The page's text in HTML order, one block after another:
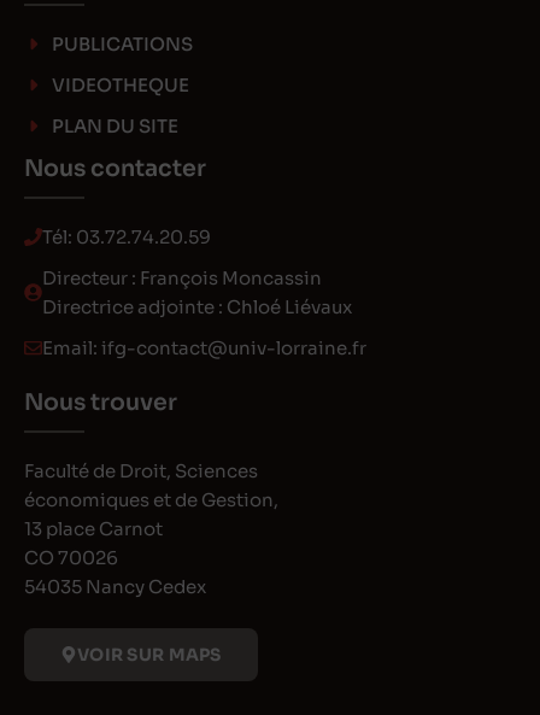
PUBLICATIONS
VIDEOTHEQUE
PLAN DU SITE
Nous contacter
Tél: 03.72.74.20.59
Directeur : François Moncassin
Directrice adjointe : Chloé Liévaux
Email: ifg-contact@univ-lorraine.fr
Nous trouver
Faculté de Droit, Sciences
économiques et de Gestion,
13 place Carnot
CO 70026
54035 Nancy Cedex
VOIR SUR MAPS